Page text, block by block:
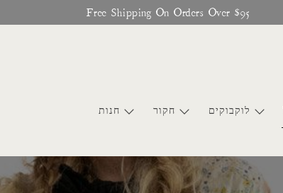
Glitter Saints Audiobook Available For Free Now
חנות חקור לוקבוקים